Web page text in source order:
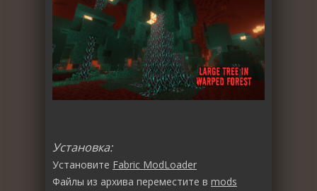
Установка:
Установите Fabric ModLoader
Файлы из архива переместите в mods